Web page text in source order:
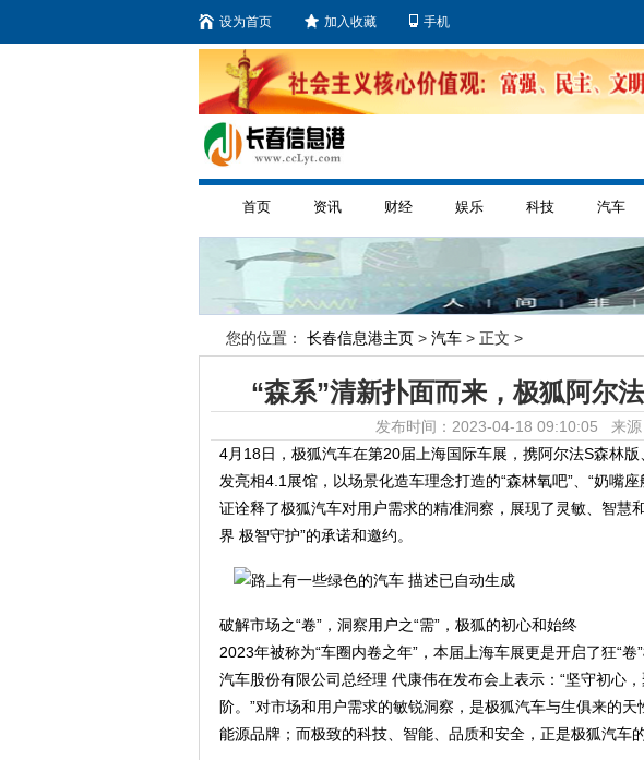
设为首页 加入收藏 手机
首页 资讯 财经 娱乐 科技 汽车
您的位置： 长春信息港主页 > 汽车 > 正文 >
“森系”清新扑面而来，极狐阿尔
发布时间：2023-04-18 09:10:05 来
4月18日，极狐汽车在第20届上海国际车展，携阿尔法S森林
发亮相4.1展馆，以场景化造车理念打造的“森林氧吧”、“奶嘴
证诠释了极狐汽车对用户需求的精准洞察，展现了灵敏、智慧
界 极智守护”的承诺和邀约。
破解市场之“卷”，洞察用户之“需”，极狐的初心和始终
2023年被称为“车圈内卷之年”，本届上海车展更是开启了狂“
汽车股份有限公司总经理 代康伟在发布会上表示：“坚守初心
阶。”对市场和用户需求的敏锐洞察，是极狐汽车与生俱来的
能源品牌；而极致的科技、智能、品质和安全，正是极狐汽车的